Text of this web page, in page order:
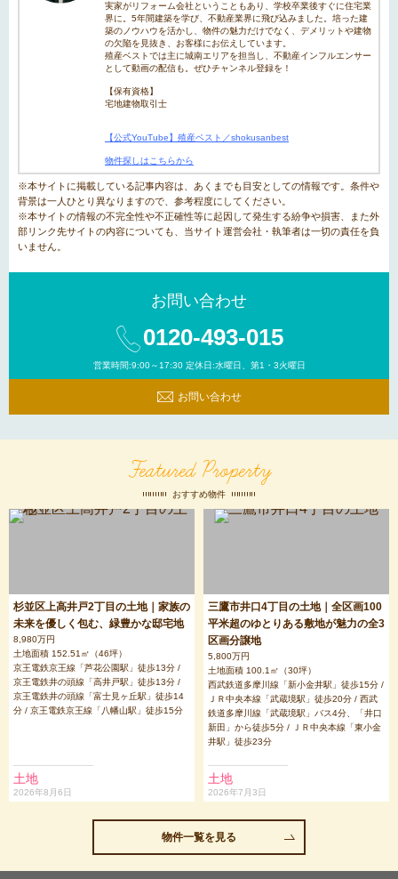
実家がリフォーム会社ということもあり、学校卒業後すぐに住宅業
界に。5年間建築を学び、不動産業界に飛び込みました。培った建
築のノウハウを活かし、物件の魅力だけでなく、デメリットや建物
の欠陥を見抜き、お客様にお伝えしています。
殖産ベストでは主に城南エリアを担当し、不動産インフルエンサー
として動画の配信も。ぜひチャンネル登録を！
【保有資格】
宅地建物取引士
【公式YouTube】殖産ベスト／shokusanbest
物件探しはこちらから
※本サイトに掲載している記事内容は、あくまでも目安としての情報です。条件や
背景は一人ひとり異なりますので、参考程度にしてください。
※本サイトの情報の不完全性や不正確性等に起因して発生する紛争や損害、また外
部リンク先サイトの内容についても、当サイト運営会社・執筆者は一切の責任を負
いません。
お問い合わせ
0120-493-015
営業時間:9:00～17:30 定休日:水曜日、第1・3火曜日
お問い合わせ
Featured Property
おすすめ物件
杉並区上高井戸2丁目の土地｜家族の
未来を優しく包む、緑豊かな邸宅地
8,980万円
土地面積 152.51㎡（46坪）
京王電鉄京王線「芦花公園駅」徒歩13分 /
京王電鉄井の頭線「高井戸駅」徒歩13分 /
京王電鉄井の頭線「富士見ヶ丘駅」徒歩14
分 / 京王電鉄京王線「八幡山駅」徒歩15分
土地
2026年8月6日
三鷹市井口4丁目の土地｜全区画100
平米超のゆとりある敷地が魅力の全3
区画分譲地
5,800万円
土地面積 100.1㎡（30坪）
西武鉄道多摩川線「新小金井駅」徒歩15分 /
ＪＲ中央本線「武蔵境駅」徒歩20分 / 西武
鉄道多摩川線「武蔵境駅」バス4分、「井口
新田」から徒歩5分 / ＪＲ中央本線「東小金
井駅」徒歩23分
土地
2026年7月3日
物件一覧を見る